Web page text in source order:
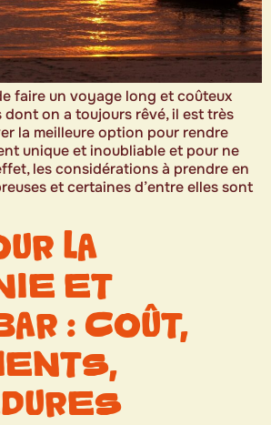
faire un voyage long et coûteux
dont on a toujours rêvé, il est très
la meilleure option pour rendre
unique et inoubliable et pour ne
les considérations à prendre en
et certaines d’entre elles sont
LA
ET
: COÛT,